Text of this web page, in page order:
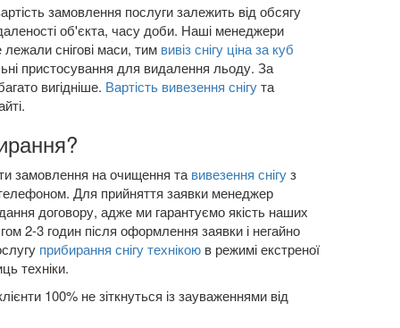
замовлення послуги залежить від обсягу
об'єкта, часу доби. Наші менеджери
снігові маси, тим вивіз снігу ціна за куб
пристосування для видалення льоду. За
вигідніше. Вартість вивезення снігута
замовлення на очищення та вивезення снігуз
Для прийняття заявки менеджер
договору, адже ми гарантуємо якість наших
2-3 годин після оформлення заявки і негайно
прибирання снігу технікоюв режимі екстреної
техніки.
100% не зіткнуться із зауваженнями від